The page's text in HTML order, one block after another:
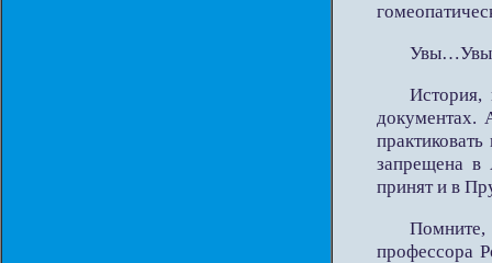
История,
документах.
запрещена в
принят и в
профессора